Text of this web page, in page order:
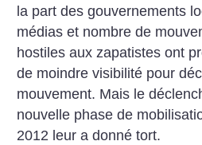
la part des gouvernements
médias et nombre de
hostiles aux zapatistes ont
de moindre visibilité pour
mouvement. Mais le
nouvelle phase de
2012 leur a donné tort.